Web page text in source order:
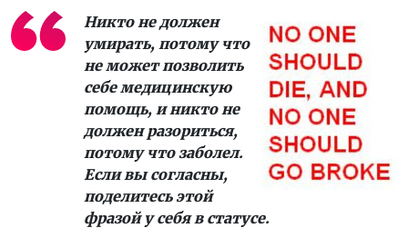
Никто не должен
умирать, потому что
не может позволить
себе медицинскую
помощь, и никто не
должен разориться,
потому что заболел.
Если вы согласны,
поделитесь этой
фразой у себя в статусе.